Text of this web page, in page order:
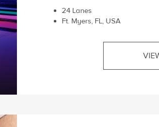
24 Lanes
Ft. Myers, FL, USA